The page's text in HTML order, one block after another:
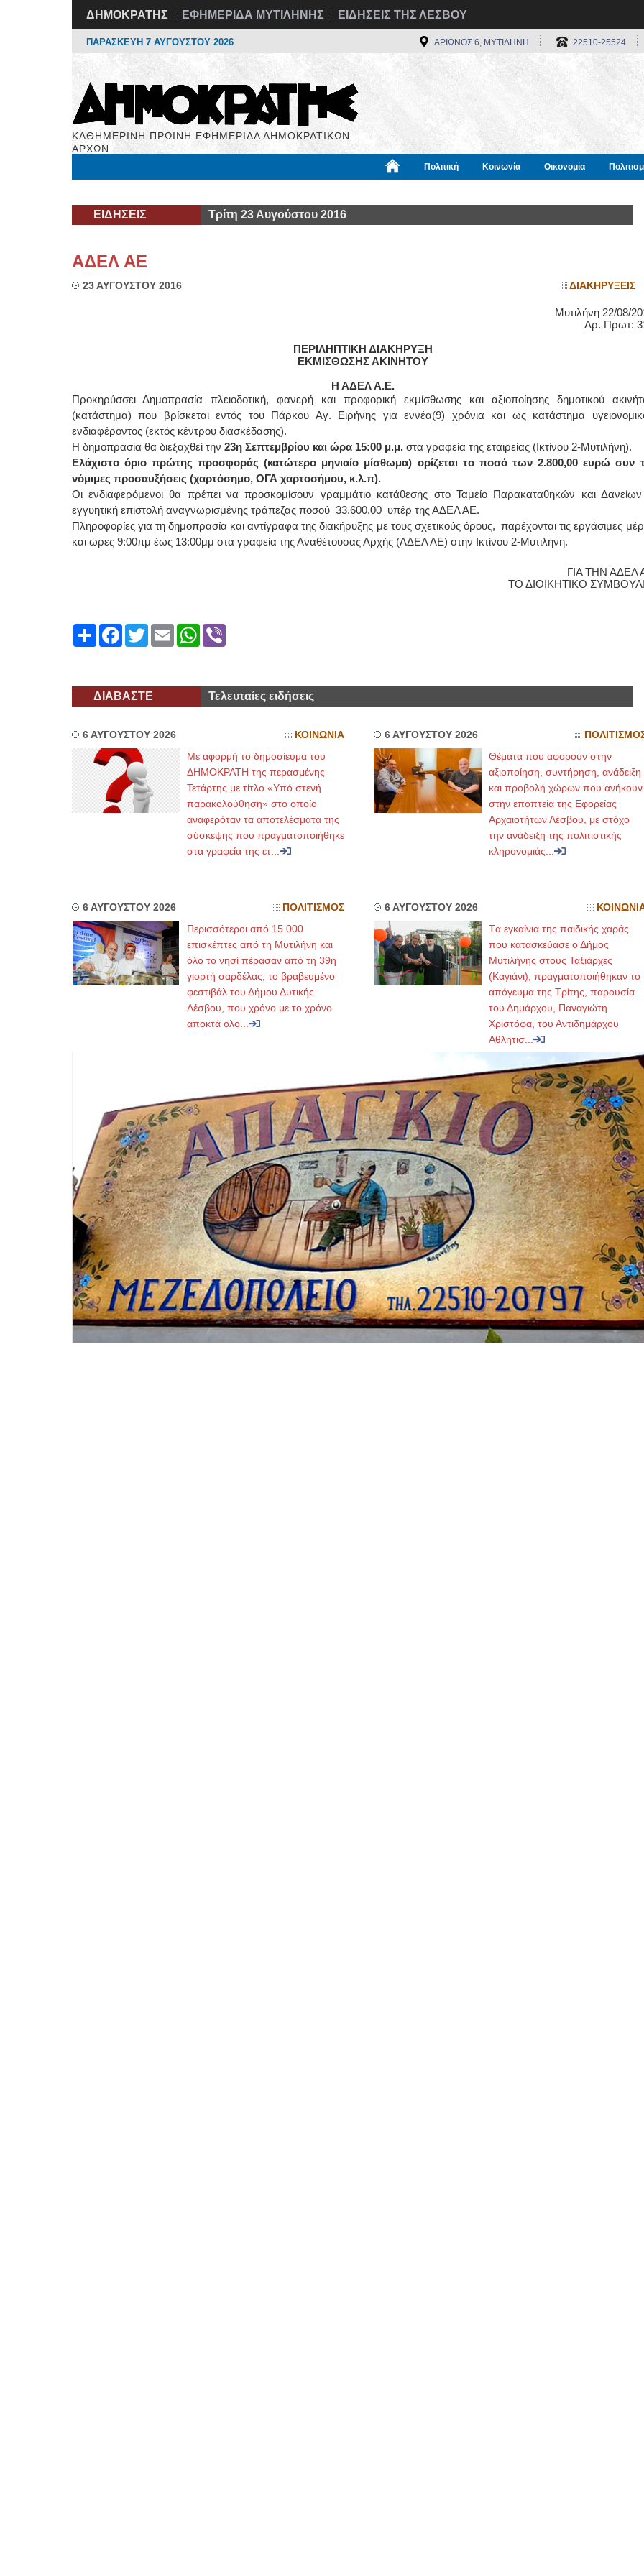
ΔΗΜΟΚΡΑΤΗΣ ΕΦΗΜΕΡΙΔΑ ΜΥΤΙΛΗΝΗΣ ΕΙΔΗΣΕΙΣ ΤΗΣ ΛΕΣΒΟΥ
ΠΑΡΑΣΚΕΥΗ 7 ΑΥΓΟΥΣΤΟΥ 2026 ΑΡΙΩΝΟΣ 6, ΜΥΤΙΛΗΝΗ 22510-25524
ΚΑΘΗΜΕΡΙΝΗ ΠΡΩΙΝΗ ΕΦΗΜΕΡΙΔΑ ΔΗΜΟΚΡΑΤΙΚΩΝ
ΑΡΧΩΝ
Πολιτική Κοινωνία Οικονομία
ΕΙΔΗΣΕΙΣ Τρίτη 23 Αυγούστου 2016
ΑΔΕΛ ΑΕ
23 ΑΥΓΟΥΣΤΟΥ 2016 ΔΙΑΚΗΡΥΞΕΙΣ
Μυτιλήνη 22/08/
Αρ. Πρωτ:
ΠΕΡΙΛΗΠΤΙΚΗ ΔΙΑΚΗΡΥΞΗ
ΕΚΜΙΣΘΩΣΗΣ ΑΚΙΝΗΤΟΥ
Η ΑΔΕΛ Α.Ε.
Προκηρύσσει Δημοπρασία πλειοδοτική, φανερή και προφορική εκμίσθωσης και αξιοποίησης δημοτικού
(κατάστημα) που βρίσκεται εντός του Πάρκου Αγ. Ειρήνης για εννέα(9) χρόνια και ως κατάστημα
ενδιαφέροντος (εκτός κέντρου διασκέδασης).
Η δημοπρασία θα διεξαχθεί την 23η Σεπτεμβρίου και ώρα 15:00 μ.μ.στα γραφεία της εταιρείας (Ικτίνου 2-Μυτιλήνη).
Ελάχιστο όριο πρώτης προσφοράς (κατώτερο μηνιαίο μίσθωμα) ορίζεται το ποσό των 2.800,00 ευρώ συν
νόμιμες προσαυξήσεις (χαρτόσημο, ΟΓΑ χαρτοσήμου, κ.λ.π).
Οι ενδιαφερόμενοι θα πρέπει να προσκομίσουν γραμμάτιο κατάθεσης στο Ταμείο Παρακαταθηκών και
εγγυητική επιστολή αναγνωρισμένης τράπεζας ποσού 33.600,00 υπέρ της ΑΔΕΛ ΑΕ.
Πληροφορίες για τη δημοπρασία και αντίγραφα της διακήρυξης με τους σχετικούς όρους, παρέχονται τις εργάσιμες
και ώρες 9:00πμ έως 13:00μμ στα γραφεία της Αναθέτουσας Αρχής (ΑΔΕΛ ΑΕ) στην Ικτίνου 2-Μυτιλήνη.
ΓΙΑ ΤΗΝ ΑΔΕΛ
ΤΟ ΔΙΟΙΚΗΤΙΚΟ
ShareFacebook
TwitterEmailWhatsApp
Viber
ΔΙΑΒΑΣΤΕ Τελευταίες ειδήσεις
6 ΑΥΓΟΥΣΤΟΥ 2026 ΚΟΙΝΩΝΙΑ
Με αφορμή το δημοσίευμα του
ΔΗΜΟΚΡΑΤΗ της περασμένης
Τετάρτης με τίτλο «Υπό στενή
παρακολούθηση» στο οποίο
αναφερόταν τα αποτελέσματα της
σύσκεψης που πραγματοποιήθηκε
στα γραφεία της ετ...
6 ΑΥΓΟΥΣΤΟΥ 2026
Θέματα που αφορούν στην
αξιοποίηση, συντήρηση, ανάδειξη
και προβολή χώρων που ανήκουν
στην εποπτεία της Εφορείας
Αρχαιοτήτων Λέσβου, με στόχο
την ανάδειξη της πολιτιστικής
κληρονομιάς...
6 ΑΥΓΟΥΣΤΟΥ 2026 ΠΟΛΙΤΙΣΜΟΣ
Περισσότεροι από 15.000
επισκέπτες από τη Μυτιλήνη και
όλο το νησί πέρασαν από τη 39η
γιορτή σαρδέλας, το βραβευμένο
φεστιβάλ του Δήμου Δυτικής
Λέσβου, που χρόνο με το χρόνο
αποκτά ολο...
6 ΑΥΓΟΥΣΤΟΥ 2026
Tα εγκαίνια της παιδικής χαράς
που κατασκεύασε ο Δήμος
Μυτιλήνης στους Ταξιάρχες
(Καγιάνι), πραγματοποιήθηκαν το
απόγευμα της Τρίτης, παρουσία
του Δημάρχου, Παναγιώτη
Χριστόφα, του Αντιδημάρχου
Αθλητισ...
ΟΦΘΑΛΜΙΑΤΡΟΣ
Πανεπιστημίου Αθηνών
Καλλιπόλεως 3,Νέα Σμύρνη,
Καβέτσου 10, Μυτιλήνη, τηλ:
2251038065
Χειρουργός Ωτορινολαρυγγολόγος
Έλενα Μπούμπα
Στρατιωτικός Ιατρός
Διδ.Παν.Αθηνών
Διπλωματούχος Ευρ.Ακαδημίας